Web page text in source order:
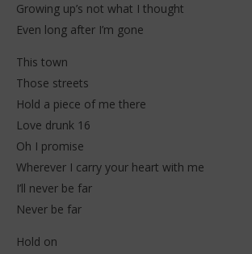
8
décembre
2025
Growing up’s not what I thought
Even long after I’m gone
This town
Those streets
Hold a piece of me there
Love drunk 16
Oh I promise
Wherever I carry your heart with me
I’ll never be far
Never be far
Hold on